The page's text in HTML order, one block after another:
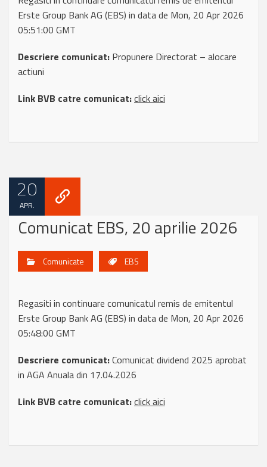
Erste Group Bank AG (EBS) in data de Mon, 20 Apr 2026
05:51:00 GMT
Descriere comunicat: Propunere Directorat – alocare
actiuni
Link BVB catre comunicat:click aici
20
APR.
Comunicat EBS, 20 aprilie 2026
Comunicate EBS
Regasiti in continuare comunicatul remis de emitentul
Erste Group Bank AG (EBS) in data de Mon, 20 Apr 2026
05:48:00 GMT
Descriere comunicat:Comunicat dividend 2025 aprobat
in AGA Anuala din 17.04.2026
Link BVB catre comunicat:click aici